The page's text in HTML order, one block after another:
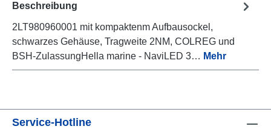
Beschreibung
2LT980960001 mit kompaktenm Aufbausockel,
schwarzes Gehäuse, Tragweite 2NM, COLREG und
BSH-ZulassungHella marine - NaviLED 3… Mehr
Service-Hotline